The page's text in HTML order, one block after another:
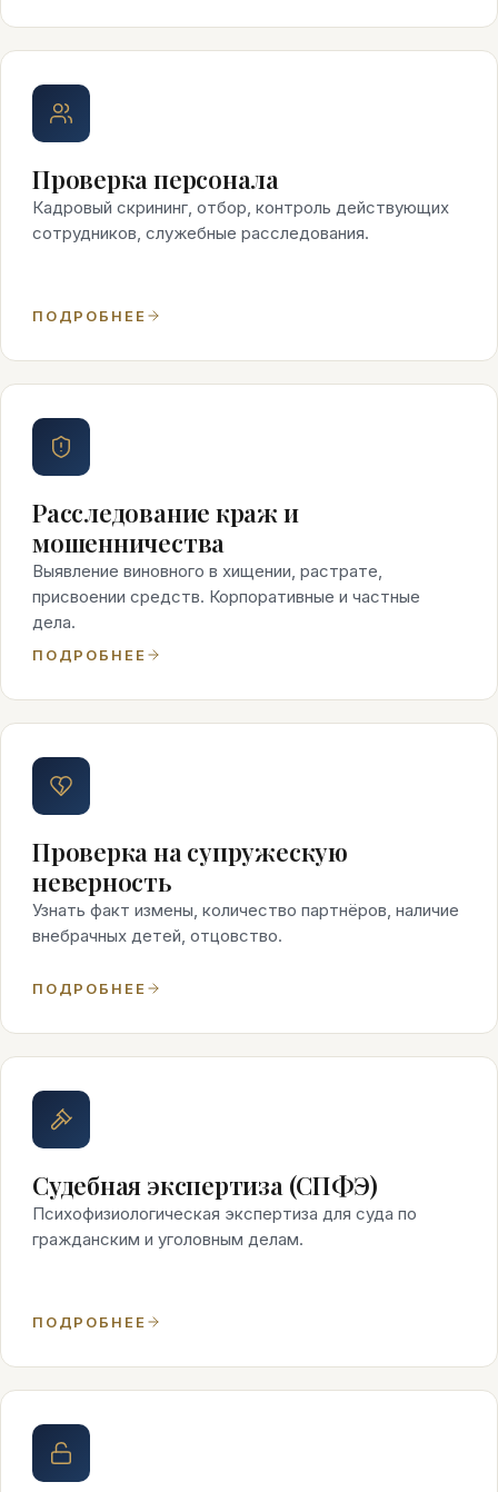
Проверка персонала
Кадровый скрининг, отбор, контроль действующих
сотрудников, служебные расследования.
ПОДРОБНЕЕ
Расследование краж и
мошенничества
Выявление виновного в хищении, растрате,
присвоении средств. Корпоративные и частные
дела.
ПОДРОБНЕЕ
Проверка на супружескую
неверность
Узнать факт измены, количество партнёров, наличие
внебрачных детей, отцовство.
ПОДРОБНЕЕ
Судебная экспертиза (СПФЭ)
Психофизиологическая экспертиза для суда по
гражданским и уголовным делам.
ПОДРОБНЕЕ